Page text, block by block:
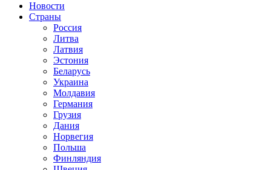
Новости
Страны
Россия
Литва
Латвия
Эстония
Беларусь
Украина
Молдавия
Германия
Грузия
Дания
Норвегия
Польша
Финляндия